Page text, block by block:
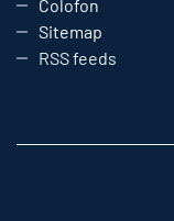
Colofon
Sitemap
RSS feeds